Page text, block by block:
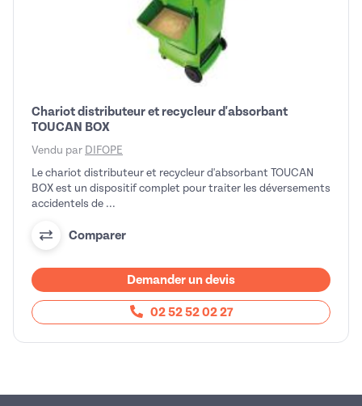
Chariot distributeur et recycleur d'absorbant
TOUCAN BOX
Vendu par DIFOPE
Le chariot distributeur et recycleur d'absorbant TOUCAN
BOX est un dispositif complet pour traiter les déversements
accidentels de ...
Comparer
Demander un devis
02 52 52 02 27